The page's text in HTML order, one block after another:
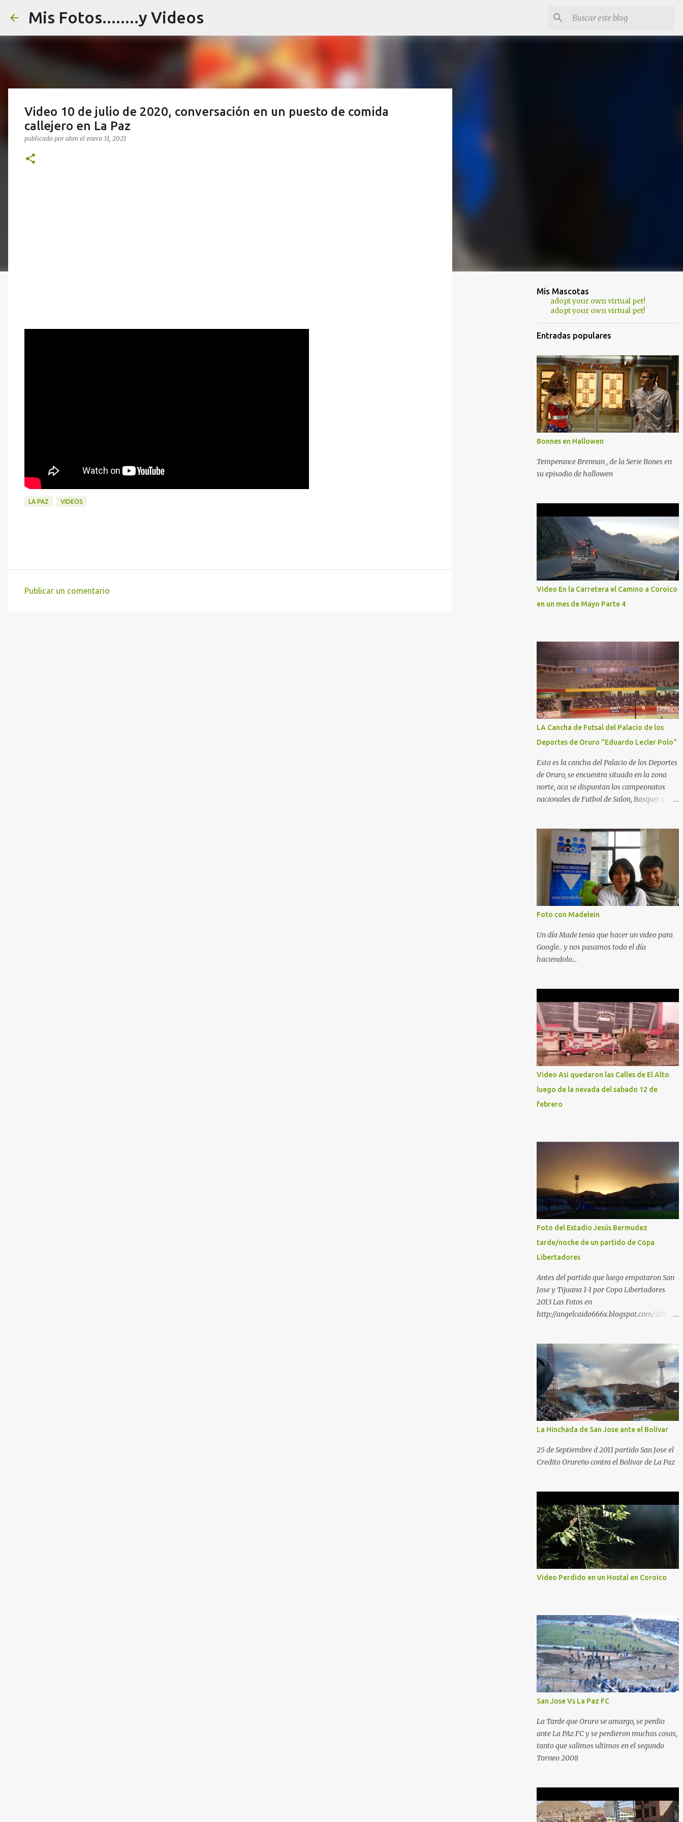
Mis Fotos........y Videos
Video 10 de julio de 2020, conversación en un puesto de comida
callejero en La Paz
publicado por ahm el enero 31, 2021
LA PAZ VIDEOS
Publicar un comentario
Mis Mascotas
adopt your own virtual pet!
adopt your own virtual pet!
Entradas populares
Bonnes en Hallowen
Temperance Brennan , de la Serie Bones en
su episodio de hallowen
Video En la Carretera el Camino a Coroico
en un mes de Mayo Parte 4
LA Cancha de Futsal del Palacio de los
Deportes de Oruro "Eduardo Lecler Polo"
Esta es la cancha del Palacio de los Deportes
de Oruro, se encuentra situado en la zona
norte, aca se dispuntan los campeonatos
nacionales de Futbol de Salon, Basquet y
Foto con Madelein
Un día Made tenia que hacer un video para
Google.. y nos pasamos todo el día
haciendolo...
Video Asi quedaron las Calles de El Alto
luego de la nevada del sabado 12 de
febrero
Foto del Estadio Jesús Bermudez
tarde/noche de un partido de Copa
Libertadores
Antes del partido que luego empataron San
Jose y Tijuana 1-1 por Copa Libertadores
2013 Las Fotos en
http://angelcaido666x.blogspot.com/2013/0
La Hinchada de San Jose ante el Bolivar
25 de Septiembre d 2011 partido San Jose el
Credito Orureño contra el Bolivar de La Paz
Video Perdido en un Hostal en Coroico
San Jose Vs La Paz FC
La Tarde que Oruro se amargo, se perdio
ante La PAz FC y se perdieron muchas cosas,
tanto que salimos ultimos en el segundo
Torneo 2008